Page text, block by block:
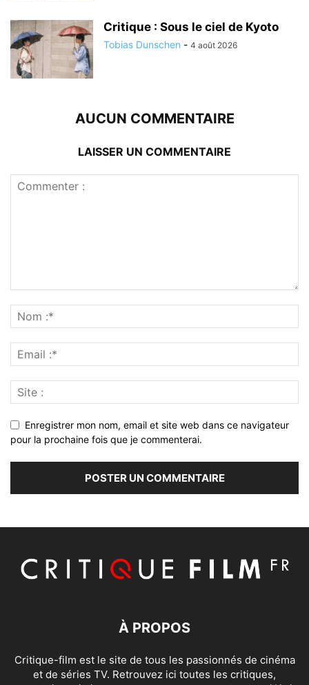
Critique : Sous le ciel de Kyoto
Tobias Dunschen - 4 août 2026
AUCUN COMMENTAIRE
LAISSER UN COMMENTAIRE
Enregistrer mon nom, email et site web dans ce navigateur
pour la prochaine fois que je commenterai.
À PROPOS
Critique-film est le site de tous les passionnés de cinéma
et de séries TV. Retrouvez ici toutes les critiques,